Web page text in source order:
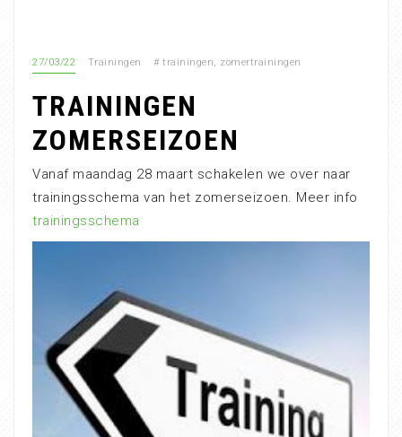
27/03/22 Trainingen # trainingen, zomertrainingen
TRAININGEN
ZOMERSEIZOEN
Vanaf maandag 28 maart schakelen we over naar
trainingsschema van het zomerseizoen. Meer info
trainingsschema